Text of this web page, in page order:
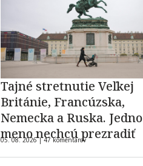
Tajné stretnutie Veľkej
Británie, Francúzska,
Nemecka a Ruska. Jedno
meno nechcú prezradiť
05. 08. 2026 |47 komentárov